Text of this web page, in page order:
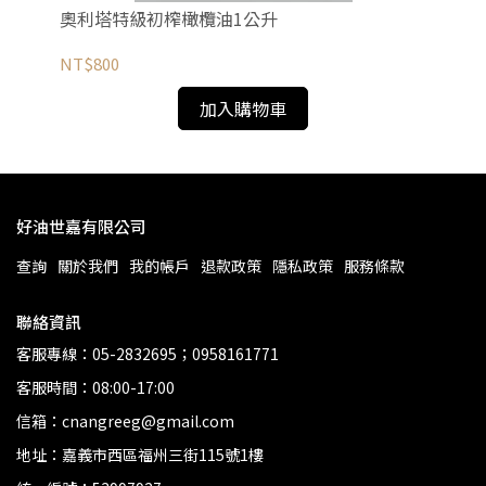
奧利塔特級初榨橄欖油1公升
NT$800
加入購物車
好油世嘉有限公司
查詢 關於我們 我的帳戶 退款政策 隱私政策 服務條款
聯絡資訊
客服專線：05-2832695；0958161771
客服時間：08:00-17:00
信箱：cnangreeg@gmail.com
地址：嘉義市西區福州三街115號1樓